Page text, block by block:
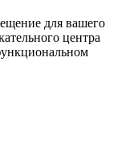
для вашего
центра